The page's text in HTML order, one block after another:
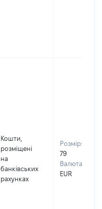
Кошти,
розміщені
на
банківських
рахунках
Розмір:
79
Валюта:
EUR